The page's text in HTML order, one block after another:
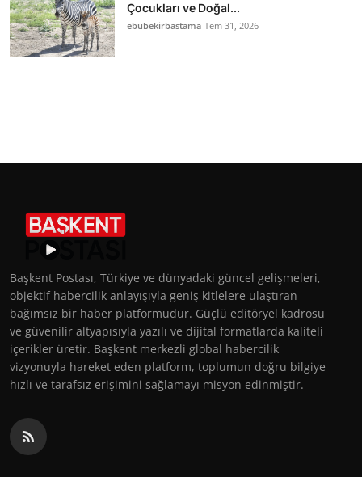
Çocukları ve Doğal...
ebubekirbastama Tem 31, 2026
Başkent Postası, Türkiye ve dünyadaki güncel gelişmeleri,
objektif habercilik anlayışıyla geniş kitlelere ulaştıran
bağımsız bir haber platformudur. Güçlü editöryel kadrosu
ve güvenilir altyapısıyla yazılı ve dijital formatlarda kaliteli
içerikler üretir. Başkent merkezli global habercilik
vizyonuyla hareket eden platform, toplumun doğru bilgiye
hızlı ve tarafsız erişimini sağlamayı misyon edinmiştir.